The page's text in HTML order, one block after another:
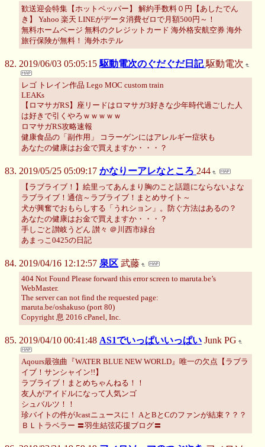
歓送迎会特集【ホットペッパー】 解約手数料０円【あしたでん
き】 Yahoo 楽天 LINEがデータ消費ゼロで月額500円～！
無料ホームページ 無料のクレジットカード 海外格安航空券 海外
旅行保険が無料！ 海外ホテル
2019/06/03 05:05:15 駆動電次のぐだぐだ日記駆動電次
レゴ トレイン作品 Lego MOC custom train
LEAKs
【ロマサガRS】座リードはロマサガ3好きな少年時代過ごした人
は好きで引くやろｗｗｗｗｗ
ロマサガRS攻略速報
健康食品の「副作用」 コラーゲンにはアレルギー症状も
あなたの健康はお金で買えますか・・・？
2019/05/25 05:09:17 かなりーアレなところ 244
【ラブライブ！】絵里ってあんまり胸のこと話題にならないよな
ラブライブ！通信～ラブライブ！まとめサイト～
犬が興奮でおもらしする「うれション」。防ぐ方法はあるの？
あなたの健康はお金で買えますか・・・？
手しごと讃岐うどん 讃々 ＠川西市緑台
あまっこ0425の日記
2019/04/16 12:12:57 泉区 武藤
404 Not Found Please forward this error screen to maruta.be’s
WebMaster.
The server can not find the requested page:
maruta.be/oshakuso (port 80)
Copyright 息 2016 cPanel, Inc.
2019/04/10 00:41:48 AS1でいっぱいいっぱい Junk PG
Aqours最強曲『WATER BLUE NEW WORLD』唯一の欠点【ラブラ
イブ！サンシャイン!!】
ラブライブ！まとめちゃんねる！！
友人がアイドルになって人気ンゴ
シュバルツ！！
珍バイトの件がJcastニュースに！ AとBとCのファンが結束？？？
ＢＬトラベラー 〓羽生結弦応援ブログ〓